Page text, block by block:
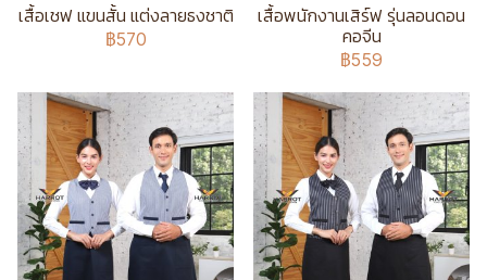
เสื้อเชฟ แขนสั้น แต่งลายธงชาติ
฿570
เสื้อพนักงานเสิร์ฟ รุ่นลอนดอน
คอจีน
฿559